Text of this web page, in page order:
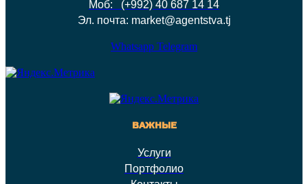
Моб: (+992) 40 687 14 14
Эл. почта: market@agentstva.tj
Whatsapp Telegram
ВАЖНЫЕ
Услуги
Портфолио